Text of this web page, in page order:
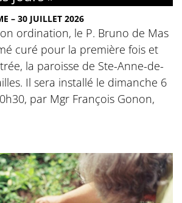
– 30 JUILLET 2026
ordination, le P. Bruno de Mas
curé pour la première fois et
la paroisse de Ste-Anne-de-
Il sera installé le dimanche 6
par Mgr François Gonon,